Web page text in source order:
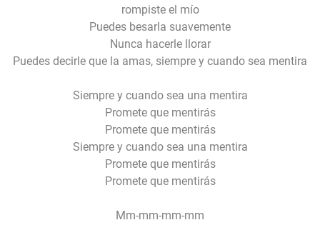
rompiste el mío
Puedes besarla suavemente
Nunca hacerle llorar
Puedes decirle que la amas, siempre y cuando sea mentira
Siempre y cuando sea una mentira
Promete que mentirás
Promete que mentirás
Siempre y cuando sea una mentira
Promete que mentirás
Promete que mentirás
Mm-mm-mm-mm